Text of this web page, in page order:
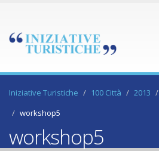
Iniziative Turistiche 100 Città 2013
workshop5
workshop5